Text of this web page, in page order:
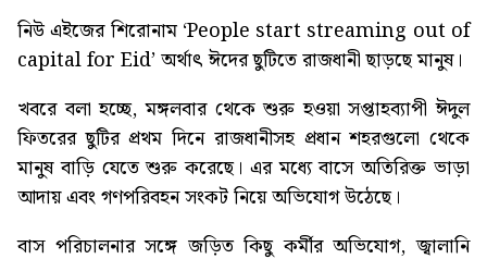
নিউ এইজের শিরোনাম‘People start streaming out of
capital for Eid’অর্থাৎ ঈদের ছুটিতে রাজধানী ছাড়ছে মানুষ।
খবরে বলা হচ্ছে, মঙ্গলবার থেকে শুরু হওয়া সপ্তাহব্যাপী ঈদুল
ফিতরের ছুটির প্রথম দিনে রাজধানীসহ প্রধান শহরগুলো থেকে
মানুষ বাড়ি যেতে শুরু করেছে। এর মধ্যে বাসে অতিরিক্ত ভাড়া
আদায় এবং গণপরিবহন সংকট নিয়ে অভিযোগ উঠেছে।
বাস পরিচালনার সঙ্গে জড়িত কিছু কর্মীর অভিযোগ, জ্বালানি